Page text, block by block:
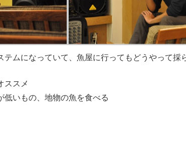
ムになっていて、魚屋に行ってもどうやって採
ススメ
いもの、地物の魚を食べる